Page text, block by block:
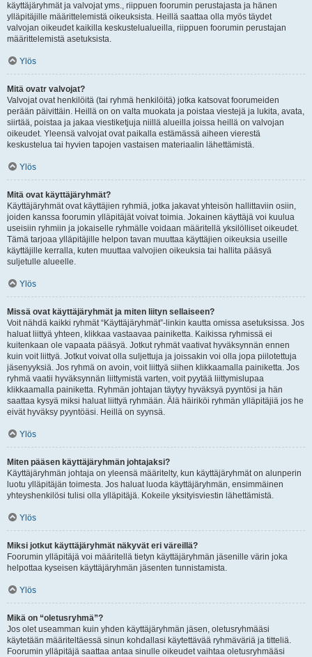
käyttäjäryhmät ja valvojat yms., riippuen foorumin perustajasta ja hänen
ylläpitäjille määrittelemistä oikeuksista. Heillä saattaa olla myös täydet
valvojan oikeudet kaikilla keskustelualueilla, riippuen foorumin perustajan
määrittelemistä asetuksista.
Ylös
Mitä ovatr valvojat?
Valvojat ovat henkilöitä (tai ryhmä henkilöitä) jotka katsovat foorumeiden
perään päivittäin. Heillä on on valta muokata ja poistaa viestejä ja lukita, avata,
siirtää, poistaa ja jakaa viestiketjuja niillä alueilla joissa heillä on valvojan
oikeudet. Yleensä valvojat ovat paikalla estämässä aiheen vierestä
keskustelua tai hyvien tapojen vastaisen materiaalin lähettämistä.
Ylös
Mitä ovat käyttäjäryhmät?
Käyttäjäryhmät ovat käyttäjien ryhmiä, jotka jakavat yhteisön hallittaviin osiin,
joiden kanssa foorumin ylläpitäjät voivat toimia. Jokainen käyttäjä voi kuulua
useisiin ryhmiin ja jokaiselle ryhmälle voidaan määritellä yksilölliset oikeudet.
Tämä tarjoaa ylläpitäjille helpon tavan muuttaa käyttäjien oikeuksia useille
käyttäjille kerralla, kuten muuttaa valvojien oikeuksia tai hallita pääsyä
suljetulle alueelle.
Ylös
Missä ovat käyttäjäryhmät ja miten liityn sellaiseen?
Voit nähdä kaikki ryhmät “Käyttäjäryhmät”-linkin kautta omissa asetuksissa. Jos
haluat liittyä yhteen, klikkaa vastaavaa painiketta. Kaikissa ryhmissä ei
kuitenkaan ole vapaata pääsyä. Jotkut ryhmät vaativat hyväksynnän ennen
kuin voit liittyä. Jotkut voivat olla suljettuja ja joissakin voi olla jopa piilotettuja
jäsenyyksiä. Jos ryhmä on avoin, voit liittyä siihen klikkaamalla painiketta. Jos
ryhmä vaatii hyväksynnän liittymistä varten, voit pyytää liittymislupaa
klikkaamalla painiketta. Ryhmän johtajan täytyy hyväksyä pyyntösi ja hän
saattaa kysyä miksi haluat liittyä ryhmään. Älä häiriköi ryhmän ylläpitäjiä jos he
eivät hyväksy pyyntöäsi. Heillä on syynsä.
Ylös
Miten pääsen käyttäjäryhmän johtajaksi?
Käyttäjäryhmän johtaja on yleensä määritelty, kun käyttäjäryhmät on alunperin
luotu ylläpitäjän toimesta. Jos haluat luoda käyttäjäryhmän, ensimmäinen
yhteyshenkilösi tulisi olla ylläpitäjä. Kokeile yksityisviestin lähettämistä.
Ylös
Miksi jotkut käyttäjäryhmät näkyvät eri väreillä?
Foorumin ylläpitäjä voi määritellä tietyn käyttäjäryhmän jäsenille värin joka
helpottaa kyseisen käyttäjäryhmän jäsenten tunnistamista.
Ylös
Mikä on “oletusryhmä”?
Jos olet useamman kuin yhden käyttäjäryhmän jäsen, oletusryhmääsi
käytetään määriteltäessä sinun kohdallasi käytettävää ryhmäväriä ja titteliä.
Foorumin ylläpitäjä saattaa antaa sinulle oikeudet vaihtaa oletusryhmääsi